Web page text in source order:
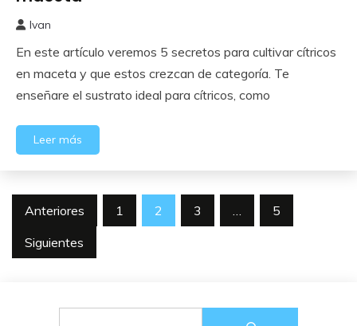
enero,
2023
Ivan
En este artículo veremos 5 secretos para cultivar cítricos
en maceta y que estos crezcan de categoría. Te
enseñare el sustrato ideal para cítricos, como
Leer más
Paginación
de
entradas
Anteriores 1 2 3
5
Siguientes